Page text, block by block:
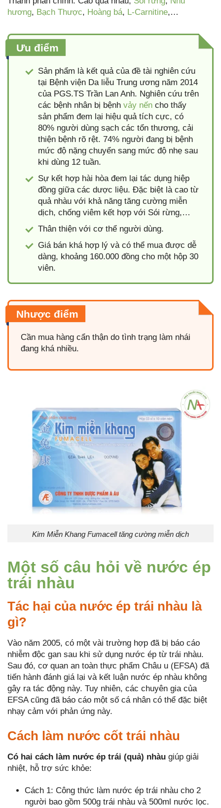
hương, Bạch Thược, Hoàng bá, L-Carnitine,…
Ưu điểm
Sản phẩm là kết quả của đề tài nghiên cứu
tại Bệnh viện Da liễu Trung ương năm 2014
của PGS.TS Trần Lan Anh. Nghiên cứu trên
các bệnh nhân bị bệnh vảy nến cho thấy
sản phẩm đem lại hiệu quả tích cực, có
80% người dùng sạch các tổn thương, cải
thiện bệnh rõ rệt. 74% người đang bị bệnh
mức độ nặng chuyển sang mức độ nhẹ sau
khi dùng 12 tuần.
Sự kết hợp hài hòa đem lại tác dụng hiệp
đồng giữa các dược liệu. Đặc biệt là cao từ
quả nhàu với khả năng tăng cường miễn
dịch, chống viêm kết hợp với Sói rừng,…
Thân thiện với cơ thể người dùng.
Giá bán khá hợp lý và có thể mua được dễ
dàng, khoảng 160.000 đồng cho một hộp 30
viên.
Nhược điểm
Cần mua hàng cẩn thận do tình trạng làm nhái
đang khá nhiều.
Kim Miễn Khang Fumacell tăng cường miễn dịch
Một số câu hỏi về nước ép
trái nhàu
Tác hại của nước ép trái nhàu là
gì?
Vào năm 2005, có một vài trường hợp đã bị báo cáo
nhiễm độc gan sau khi sử dụng nước ép từ trái nhàu.
Sau đó, cơ quan an toàn thực phẩm Châu u (EFSA) đã
tiến hành đánh giá lại và kết luận nước ép nhàu không
gây ra tác động này. Tuy nhiên, các chuyên gia của
EFSA cũng đã báo cáo một số cá nhân có thể đặc biệt
nhạy cảm với phản ứng này.
Cách làm nước cốt trái nhàu
Có hai cách làm nước ép trái (quả) nhàu giúp giải
nhiệt, hỗ trợ sức khỏe:
Cách 1: Công thức làm nước ép trái nhàu cho 2
người bao gồm 500g trái nhàu và 500ml nước lọc.